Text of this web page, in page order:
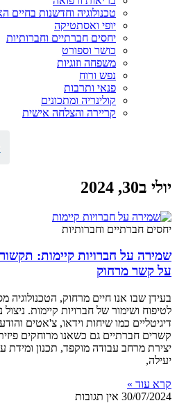
טכנולוגיה וחדשנות בחיים
יופי ואסתטיקה
יחסים חברתיים וחברותיות
כושר וספורט
משפחה וזוגיות
נפש ורוח
פנאי ותרבות
קולינריה ומתכונים
קריירה והצלחה אישית
יולי ב30, 2024
יחסים חברתיים וחברותיות
שמירה על חברויות קיימות:
על קשר מרחוק
בעידן שבו אנו חיים מרחוק, הטכנולוגיה
לטיפוח ושימור של חברויות קיימות.
דיגיטליים כמו שיחות וידאו, צ'אטים
קשרים חברתיים גם כשאנו מרוחקים
יצירת מרחב עבודה מוקפד, תכנון
יעילה,
קרא עוד »
30/07/2024 אין תגובות